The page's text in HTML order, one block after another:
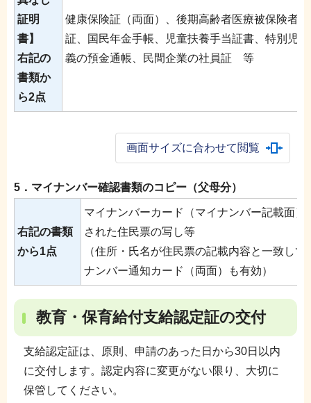
証明
書】
右記の
書類か
ら2点
健康保険証（両面）、後期高齢者医療被保険者
証、国民年金手帳、児童扶養手当証書、特別児
義の預金通帳、民間企業の社員証 等
画面サイズに合わせて閲覧
5． マイナンバー確認書類のコピー（父母分）
右記の書類
から1点
マイナンバーカード（マイナンバー記載面）
された住民票の写し等
（住所・氏名が住民票の記載内容と一致し
ナンバー通知カード（両面）も有効）
教育・保育給付支給認定証の交付
支給認定証は、原則、申請のあった日から30日以内
に交付します。認定内容に変更がない限り、大切に
保管してください。